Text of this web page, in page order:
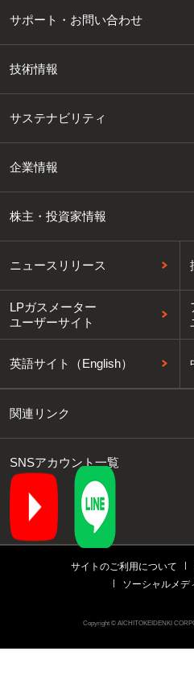
サポート・お問い合わせ
技術情報
サステナビリティ
企業情報
株主・投資家情報
ニュースリリース
LPガスメーター
ユーザーサイト
英語サイト（English）
関連リンク
SNSアカウント一覧
サイトのご利用について
ソーシャルメデ
Copyright © AICHITOKEIDENKI